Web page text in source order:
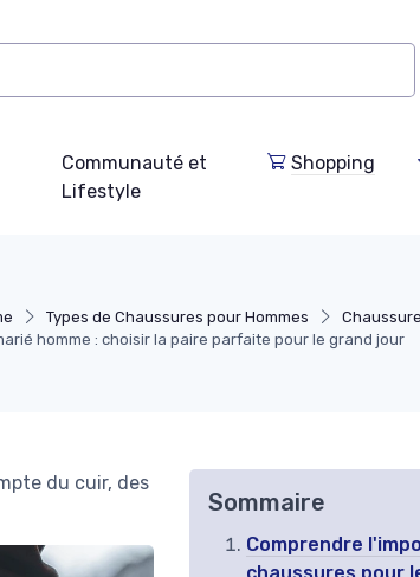
Communauté et
Lifestyle
Shopping
Types de Chaussures pour Hommes
homme : choisir la paire parfaite pour le grand jour
du cuir, des
Sommaire
Comprendre